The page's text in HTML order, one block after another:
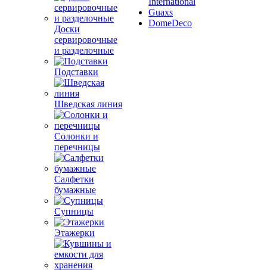
Доски
сервировочные
и разделочные
Подставки
Шведская линия
Солонки и
перечницы
Салфетки
бумажные
Супницы
Этажерки
Guaxs
DomeDeco